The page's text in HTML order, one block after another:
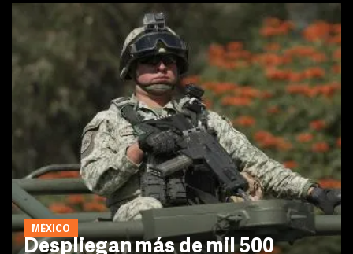
MÉXICO
Despliegan más de mil 500